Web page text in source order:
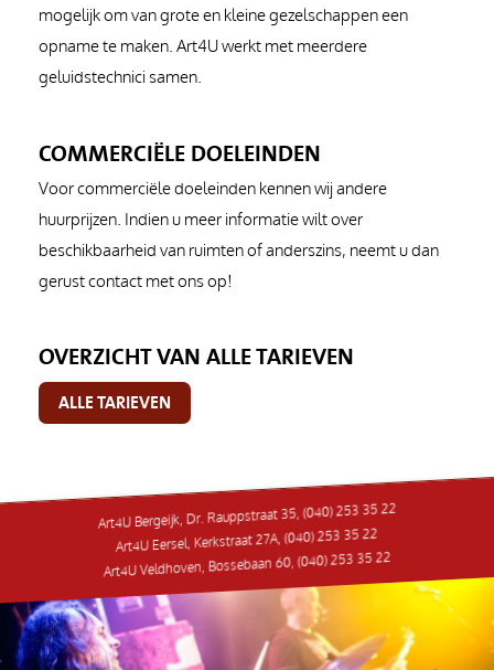
mogelijk om van grote en kleine gezelschappen een
opname te maken. Art4U werkt met meerdere
geluidstechnici samen.
COMMERCIËLE DOELEINDEN
Voor commerciële doeleinden kennen wij andere
huurprijzen. Indien u meer informatie wilt over
beschikbaarheid van ruimten of anderszins, neemt u dan
gerust contact met ons op!
OVERZICHT VAN ALLE TARIEVEN
ALLE TARIEVEN
Art4U Bergeijk, Dr. Rauppstraat 35, (040) 253 35 22
Art4U Eersel, Kerkstraat 27A, (040) 253 35 22
Art4U Veldhoven, Bossebaan 60, (040) 253 35 22